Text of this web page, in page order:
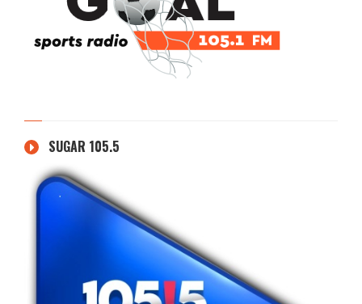
SUGAR 105.5